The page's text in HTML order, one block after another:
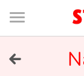
Connexion
Bibliothèque
de
page